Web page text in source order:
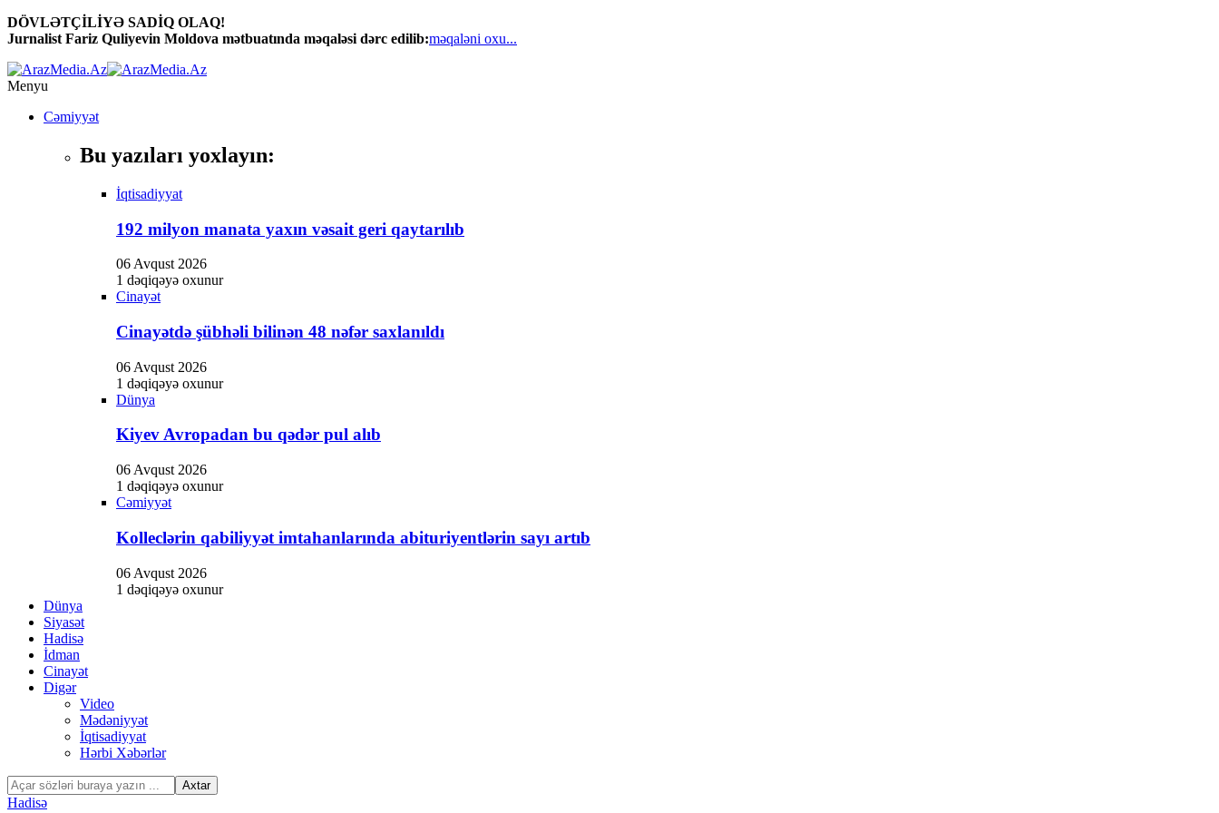
DÖVLƏTÇİLİYƏ SADİQ OLAQ!
Jurnalist Fariz Quliyevin Moldova mətbuatında məqaləsi dərc edilib:məqaləni oxu...
Menyu
Cəmiyyət
Bu yazıları yoxlayın:
İqtisadiyyat
192 milyon manata yaxın vəsait geri qaytarılıb
06 Avqust 2026
1 dəqiqəyə oxunur
Cinayət
Cinayətdə şübhəli bilinən 48 nəfər saxlanıldı
06 Avqust 2026
1 dəqiqəyə oxunur
Dünya
Kiyev Avropadan bu qədər pul alıb
06 Avqust 2026
1 dəqiqəyə oxunur
Cəmiyyət
Kolleclərin qabiliyyət imtahanlarında abituriyentlərin sayı artıb
06 Avqust 2026
1 dəqiqəyə oxunur
Dünya
Siyasət
Hadisə
İdman
Cinayət
Digər
Video
Mədəniyyət
İqtisadiyyat
Hərbi Xəbərlər
Hadisə